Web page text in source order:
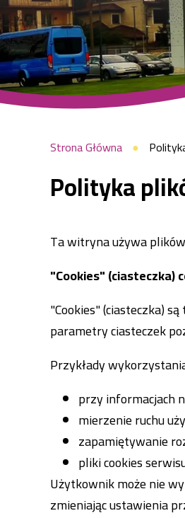
Raszyn
Ścieżka
nawigacyjna
Strona Główna
Polityka
Ta witryna używa
"Cookies" (ciasteczka)
"Cookies" (ciasteczka)
parametry ciasteczek
Przykłady
przy informacjach
mierzenie ruchu
zapamiętywanie
pliki cookies
Użytkownik może nie
zmieniając ustawienia